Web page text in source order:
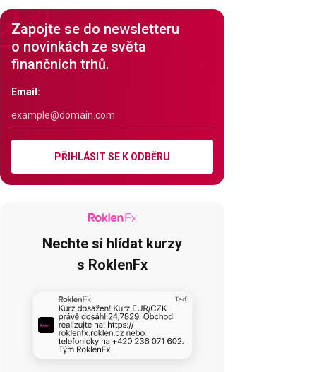
Zapojte se do newsletteru
o novinkách ze světa
finančních trhů.
Email:
PŘIHLÁSIT SE K ODBĚRU
Nechte si hlídat kurzy
s RoklenFx